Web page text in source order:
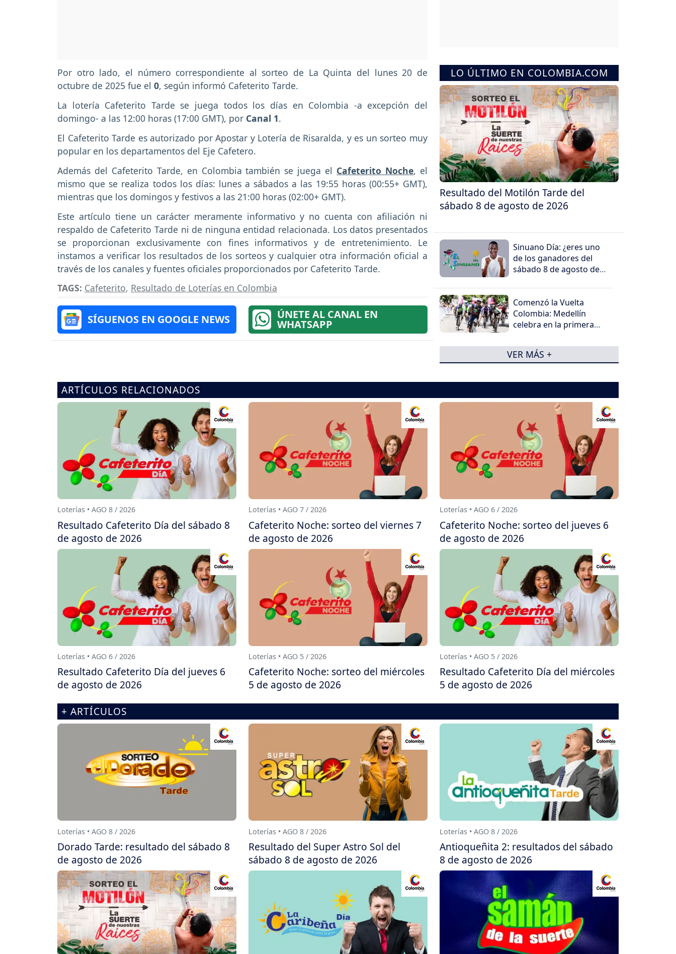
Por otro lado, el número correspondiente al sorteo de La Quinta del lunes 20 de
octubre de 2025 fue el 0, según informó Cafeterito Tarde.
La lotería Cafeterito Tarde se juega todos los días en Colombia -a excepción del
domingo- a las 12:00 horas (17:00 GMT), por Canal 1.
El Cafeterito Tarde es autorizado por Apostar y Lotería de Risaralda, y es un sorteo muy
popular en los departamentos del Eje Cafetero.
Además del Cafeterito Tarde, en Colombia también se juega el Cafeterito Noche, el
mismo que se realiza todos los días: lunes a sábados a las 19:55 horas (00:55+ GMT),
mientras que los domingos y festivos a las 21:00 horas (02:00+ GMT).
Este artículo tiene un carácter meramente informativo y no cuenta con afiliación ni
respaldo de Cafeterito Tarde ni de ninguna entidad relacionada. Los datos presentados
se proporcionan exclusivamente con fines informativos y de entretenimiento. Le
instamos a verificar los resultados de los sorteos y cualquier otra información oficial a
través de los canales y fuentes oficiales proporcionados por Cafeterito Tarde.
TAGS: Cafeterito, Resultado de Loterías en Colombia
SÍGUENOS EN GOOGLE NEWS ÚNETE AL CANAL EN
WHATSAPP
LO ÚLTIMO EN COLOMBIA.COM
Resultado del Motilón Tarde del
sábado 8 de agosto de 2026
Sinuano Día: ¿eres uno
de los ganadores del
sábado 8 de agosto de
Comenzó la Vuelta
Colombia: Medellín
celebra en la primera
VER MÁS +
ARTÍCULOS RELACIONADOS
Loterías • AGO 8 / 2026
Resultado Cafeterito Día del sábado 8
de agosto de 2026
Loterías • AGO 7 / 2026
Cafeterito Noche: sorteo del viernes 7
de agosto de 2026
Loterías • AGO 6 / 2026
Cafeterito Noche: sorteo del jueves 6
de agosto de 2026
Loterías • AGO 6 / 2026
Resultado Cafeterito Día del jueves 6
de agosto de 2026
Loterías • AGO 5 / 2026
Cafeterito Noche: sorteo del miércoles
5 de agosto de 2026
Loterías • AGO 5 / 2026
Resultado Cafeterito Día del miércoles
5 de agosto de 2026
+ ARTÍCULOS
Loterías • AGO 8 / 2026
Dorado Tarde: resultado del sábado 8
de agosto de 2026
Loterías • AGO 8 / 2026
Resultado del Super Astro Sol del
sábado 8 de agosto de 2026
Loterías • AGO 8 / 2026
Antioqueñita 2: resultados del sábado
8 de agosto de 2026